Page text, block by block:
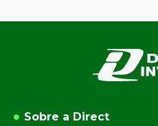
Sobre a Direct